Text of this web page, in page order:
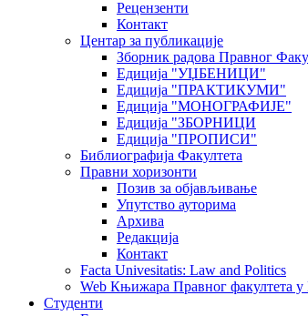
Рецензенти
Контакт
Центар за публикације
Зборник радова Правног
Едиција "УЏБЕНИЦИ"
Едиција "ПРАКТИКУМИ"
Едиција "МОНОГРАФИЈЕ"
Едиција "ЗБОРНИЦИ
Едиција "ПРОПИСИ"
Библиографија Факултета
Правни хоризонти
Позив за објављивање
Упутство ауторима
Архива
Редакција
Контакт
Facta Univesitatis: Law and Politics
Web Књижара Правног факултета
Студенти